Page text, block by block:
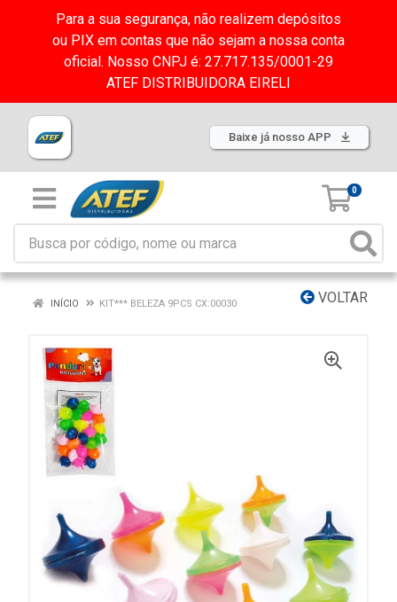
Para a sua segurança, não realizem depósitos
ou PIX em contas que não sejam a nossa conta
oficial. Nosso CNPJ é: 27.717.135/0001-29
ATEF DISTRIBUIDORA EIRELI
Baixe já nosso APP
0
VOLTAR
INÍCIO KIT*** BELEZA 9PCS CX:00030